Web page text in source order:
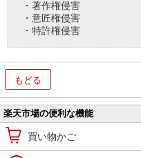
・著作権侵害
・意匠権侵害
・特許権侵害
もどる
楽天市場の便利な機能
買い物かご